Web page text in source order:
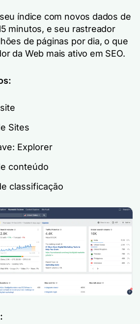
índice com novos dados de
minutos, e seu rastreador
de páginas por dia, o que
da Web mais ativo em SEO.
Sites
Explorer
conteúdo
classificação